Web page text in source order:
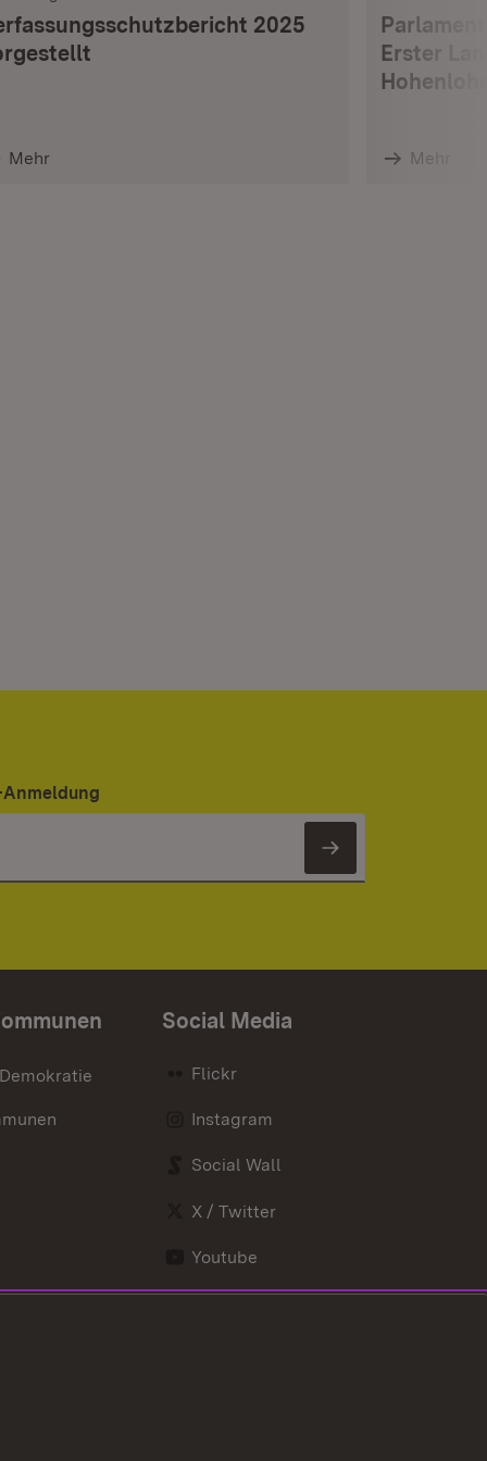
2025
Mehr
Erster
Mehr
Newsletter
Social Media
Flickr
Instagram
Social Wall
X / Twitter
Youtube